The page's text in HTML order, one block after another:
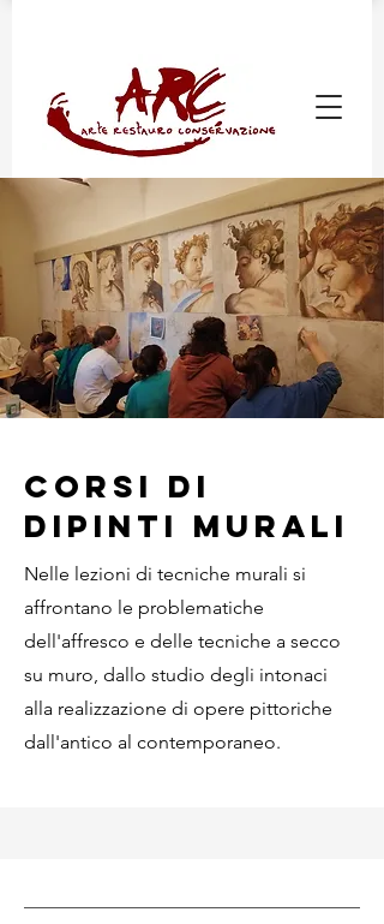
Corsi di
dipinti murali
Nelle lezioni di tecniche murali si
affrontano le problematiche
dell'affresco e delle tecniche a secco
su muro, dallo studio degli intonaci
alla realizzazione di opere pittoriche
dall'antico al contemporaneo.